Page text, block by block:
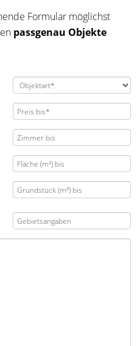
Formular möglichst
passgenau Objekte